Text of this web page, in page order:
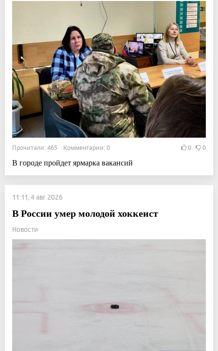
Прочитали: 465 Комментарии: 0 0 0
В городе пройдет ярмарка вакансий
11:11, 4 авг 2026
В России умер молодой хоккеист
Новости